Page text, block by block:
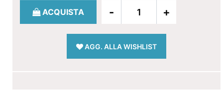
Quantità
ACQUISTA
AGG. ALLA WISHLIST